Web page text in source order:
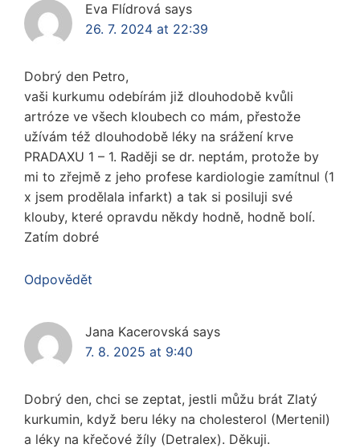
Eva Flídrová says
26. 7. 2024 at 22:39
Dobrý den Petro,
vaši kurkumu odebírám již dlouhodobě kvůli
artróze ve všech kloubech co mám, přestože
užívám též dlouhodobě léky na srážení krve
PRADAXU 1 – 1. Raději se dr. neptám, protože by
mi to zřejmě z jeho profese kardiologie zamítnul (1
x jsem prodělala infarkt) a tak si posiluji své
klouby, které opravdu někdy hodně, hodně bolí.
Zatím dobré
Odpovědět
Jana Kacerovská says
7. 8. 2025 at 9:40
Dobrý den, chci se zeptat, jestli můžu brát Zlatý
kurkumin, když beru léky na cholesterol (Mertenil)
a léky na křečové žíly (Detralex). Děkuji.